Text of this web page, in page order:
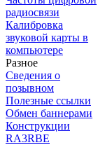
радиосвязи
Калибровка
звуковой карты в
компьютере
Разное
Сведения о
позывном
Полезные ссылки
Обмен баннерами
Конструкции
RA3RBE